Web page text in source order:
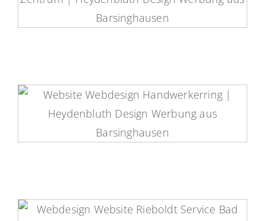
baz Fitness Website
Handwerkerring Barsinghausen
Website